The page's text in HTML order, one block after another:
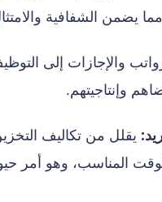
مما يضمن الشفافية
وإنتاجيتهم.
يقلل من تكاليف
الوقت المناسب، وهو